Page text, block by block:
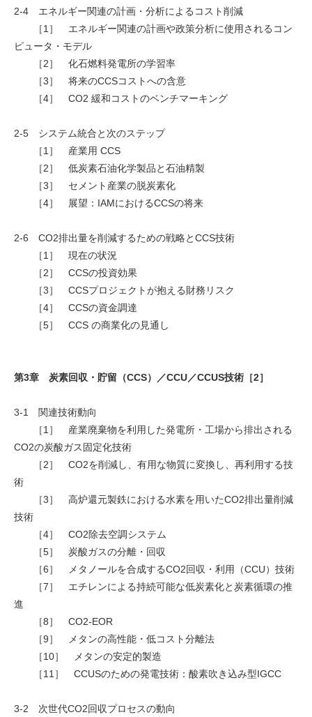
2-4 エネルギー関連の計画・分析によるコスト削減
［1］ エネルギー関連の計画や政策分析に使用されるコン
ピュータ・モデル
［2］ 化石燃料発電所の学習率
［3］ 将来のCCSコストへの含意
［4］ CO2 緩和コストのベンチマーキング
2-5 システム統合と次のステップ
［1］ 産業用 CCS
［2］ 低炭素石油化学製品と石油精製
［3］ セメント産業の脱炭素化
［4］ 展望：IAMにおけるCCSの将来
2-6 CO2排出量を削減するための戦略とCCS技術
［1］ 現在の状況
［2］ CCSの投資効果
［3］ CCSプロジェクトが抱える財務リスク
［4］ CCSの資金調達
［5］ CCS の商業化の見通し
第3章 炭素回収・貯留（CCS）／CCU／CCUS技術［2］
3-1 関連技術動向
［1］ 産業廃棄物を利用した発電所・工場から排出される
CO2の炭酸ガス固定化技術
［2］ CO2を削減し、有用な物質に変換し、再利用する技
術
［3］ 高炉還元製鉄における水素を用いたCO2排出量削減
技術
［4］ CO2除去空調システム
［5］ 炭酸ガスの分離・回収
［6］ メタノールを合成するCO2回収・利用（CCU）技術
［7］ エチレンによる持続可能な低炭素化と炭素循環の推
進
［8］ CO2-EOR
［9］ メタンの高性能・低コスト分離法
［10］ メタンの安定的製造
［11］ CCUSのための発電技術：酸素吹き込み型IGCC
3-2 次世代CO2回収プロセスの動向